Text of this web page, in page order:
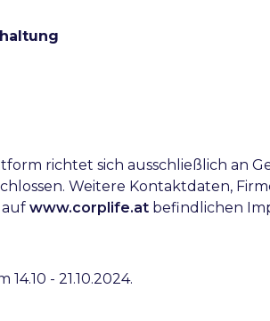
richtet sich ausschließlich an
Weitere Kontaktdaten,
www.corplife.at befindlichen
- 21.10.2024.